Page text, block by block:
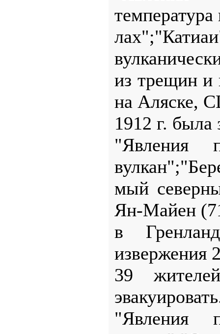
из трещин и
на Аляске,
1912 г.
"Явления
мый
Ян-Майен
в
извержения
39
"Явления